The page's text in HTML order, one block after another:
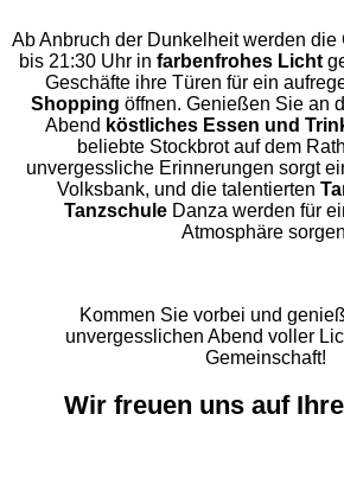
Ab Anbruch der Dunkelheit werden die
bis 21:30 Uhr in farbenfrohes Licht
Geschäfte ihre Türen für ein
Shopping öffnen. Genießen Sie an
Abend köstliches Essen und
beliebte Stockbrot auf dem
unvergessliche Erinnerungen sorgt
Volksbank, und die talentierten
TanzschuleDanza werden für
Atmosphäre
Kommen Sie vorbei und
unvergesslichen Abend voller
Gemeinschaft!
Wir freuen uns auf